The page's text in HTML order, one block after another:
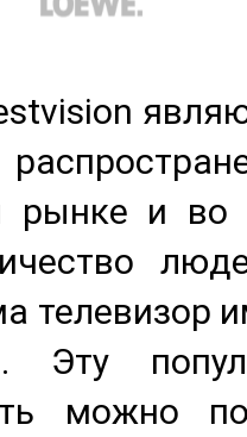
рынке и
телевизор
Эту
можно